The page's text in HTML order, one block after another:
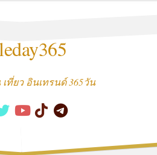
ที่ยว อินเทรนด์ 365วัน